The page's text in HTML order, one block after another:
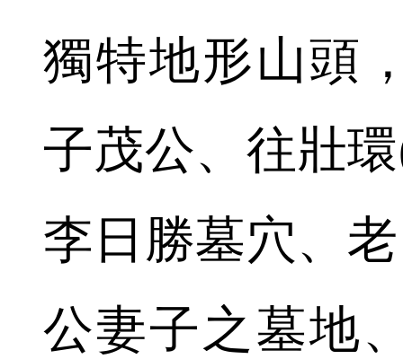
獨特地形山頭
子茂公、往壯
李日勝墓穴、
公妻子之墓地